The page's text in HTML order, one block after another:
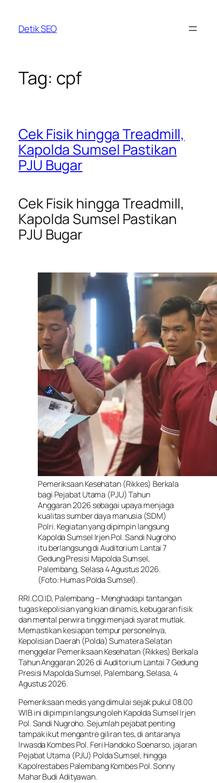
content
Detik SEO
Tag: cpf
Cek Fisik hingga Treadmill,
Kapolda Sumsel Pastikan
PJU Bugar
Cek Fisik hingga Treadmill,
Kapolda Sumsel Pastikan
PJU Bugar
Pemeriksaan Kesehatan (Rikkes) Berkala
bagi Pejabat Utama (PJU) Tahun
Anggaran 2026 sebagai upaya menjaga
kualitas sumber daya manusia (SDM)
Polri. Kegiatan yang dipimpin langsung
Kapolda Sumsel Irjen Pol. Sandi Nugroho
itu berlangsung di Auditorium Lantai 7
Gedung Presisi Mapolda Sumsel,
Palembang, Selasa 4 Agustus 2026.
(Foto: Humas Polda Sumsel).
RRI.CO.ID, Palembang – Menghadapi tantangan
tugas kepolisian yang kian dinamis, kebugaran fisik
dan mental perwira tinggi menjadi syarat mutlak.
Memastikan kesiapan tempur personelnya,
Kepolisian Daerah (Polda) Sumatera Selatan
menggelar Pemeriksaan Kesehatan (Rikkes) Berkala
Tahun Anggaran 2026 di Auditorium Lantai 7 Gedung
Presisi Mapolda Sumsel, Palembang, Selasa, 4
Agustus 2026.
Pemeriksaan medis yang dimulai sejak pukul 08.00
WIB ini dipimpin langsung oleh Kapolda Sumsel Irjen
Pol. Sandi Nugroho. Sejumlah pejabat penting
tampak ikut mengantre giliran tes, di antaranya
Irwasda Kombes Pol. Feri Handoko Soenarso, jajaran
Pejabat Utama (PJU) Polda Sumsel, hingga
Kapolrestabes Palembang Kombes Pol. Sonny
Mahar Budi Adityawan.